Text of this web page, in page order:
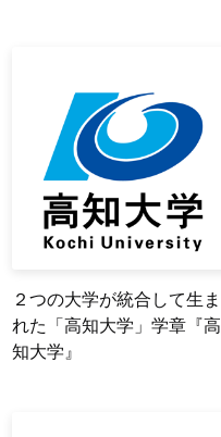
２つの大学が統合して生ま
れた「高知大学」学章『高
知大学』